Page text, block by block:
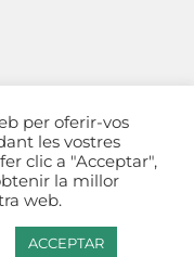
(Barcelona)
cookies [Configurar]
per oferir-vos
les vostres
clic a "Acceptar",
la millor
web.
ACCEPTAR